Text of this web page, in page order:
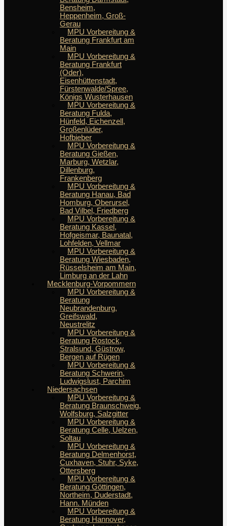
Bensheim,
Heppenheim, Groß-
Gerau
MPU Vorbereitung &
Beratung Frankfurt am
Main
MPU Vorbereitung &
Beratung Frankfurt
(Oder),
Eisenhüttenstadt,
Fürstenwalde/Spree,
Königs Wusterhausen
MPU Vorbereitung &
Beratung Fulda,
Hünfeld, Eichenzell,
Großenlüder,
Hofbieber
MPU Vorbereitung &
Beratung Gießen,
Marburg, Wetzlar,
Dillenburg,
Frankenberg
MPU Vorbereitung &
Beratung Hanau, Bad
Homburg, Oberursel,
Bad Vilbel, Friedberg
MPU Vorbereitung &
Beratung Kassel,
Hofgeismar, Baunatal,
Lohfelden, Vellmar
MPU Vorbereitung &
Beratung Wiesbaden,
Rüsselsheim am Main,
Limburg an der Lahn
Mecklenburg-Vorpommern
MPU Vorbereitung &
Beratung
Neubrandenburg,
Greifswald,
Neustrelitz
MPU Vorbereitung &
Beratung Rostock,
Stralsund, Güstrow,
Bergen auf Rügen
MPU Vorbereitung &
Beratung Schwerin,
Ludwigslust, Parchim
Niedersachsen
MPU Vorbereitung &
Beratung Braunschweig,
Wolfsburg, Salzgitter
MPU Vorbereitung &
Beratung Celle, Uelzen,
Soltau
MPU Vorbereitung &
Beratung Delmenhorst,
Cuxhaven, Stuhr, Syke,
Ottersberg
MPU Vorbereitung &
Beratung Göttingen,
Northeim, Duderstadt,
Hann. Münden
MPU Vorbereitung &
Beratung Hannover,